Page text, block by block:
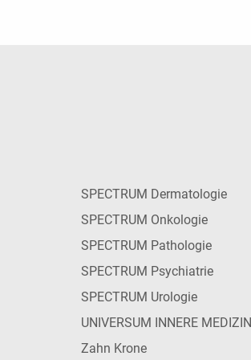
SPECTRUM Dermatologie
SPECTRUM Onkologie
SPECTRUM Pathologie
SPECTRUM Psychiatrie
SPECTRUM Urologie
UNIVERSUM INNERE MEDIZIN
Zahn Krone